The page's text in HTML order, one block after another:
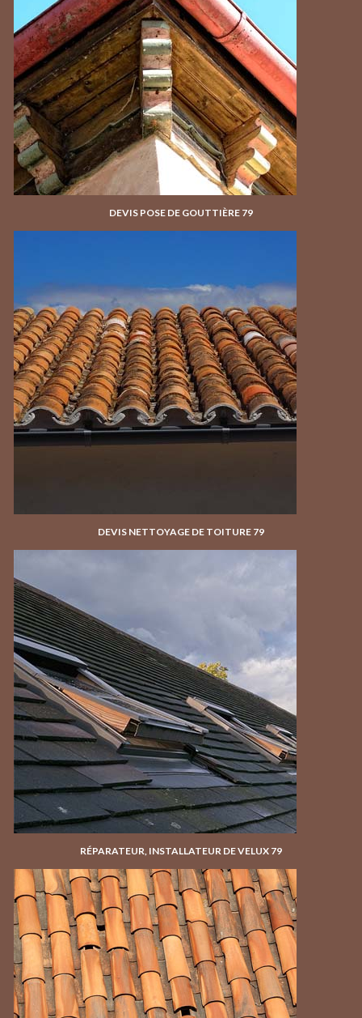
DEVIS POSE DE GOUTTIÈRE 79
DEVIS NETTOYAGE DE TOITURE 79
RÉPARATEUR, INSTALLATEUR DE VELUX 79